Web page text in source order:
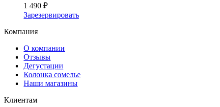
1 490 ₽
Зарезервировать
Компания
О компании
Отзывы
Дегустации
Колонка сомелье
Наши магазины
Клиентам